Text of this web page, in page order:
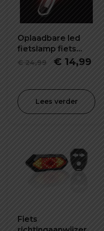
Oplaadbare led
fietslamp fiets
waarschuwing
€24,99
was:
€ 24,99.
€ 14,99
is:
€
Lees verder
Fiets